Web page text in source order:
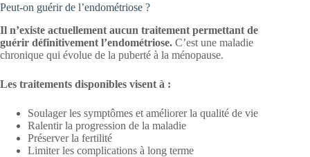
Peut-on guérir de l’endométriose ?
Il n’existe actuellement aucun traitement permettant de
guérir définitivement l’endométriose. C’est une maladie
chronique qui évolue de la puberté à la ménopause.
Les traitements disponibles visent à :
Soulager les symptômes et améliorer la qualité de vie
Ralentir la progression de la maladie
Préserver la fertilité
Limiter les complications à long terme